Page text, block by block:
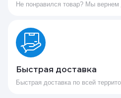
Не понравился товар? Мы вернем
Быстрая доставка
Быстрая доставка по всей